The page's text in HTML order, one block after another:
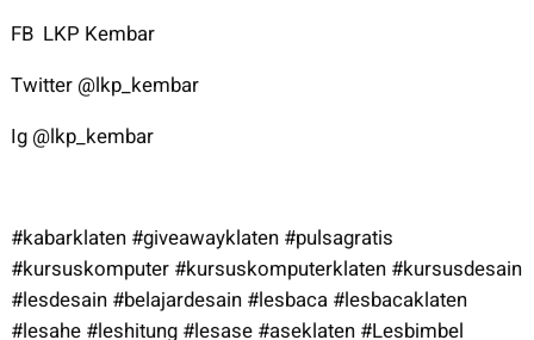
FB LKP Kembar
Twitter @lkp_kembar
Ig @lkp_kembar
#kabarklaten #giveawayklaten #pulsagratis
#kursuskomputer #kursuskomputerklaten #kursusdesain
#lesdesain #belajardesain #lesbaca #lesbacaklaten
#lesahe #leshitung #lesase #aseklaten #Lesbimbel